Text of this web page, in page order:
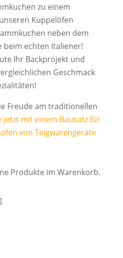
zu einem
Kuppelöfen
neben dem
beim echten Italiener!
Ihr Backprojekt und
Geschmack
Freude am traditionellen
jetzt mit einem Bausatz für
von Teigwarengeräte
Produkte im Warenkorb.